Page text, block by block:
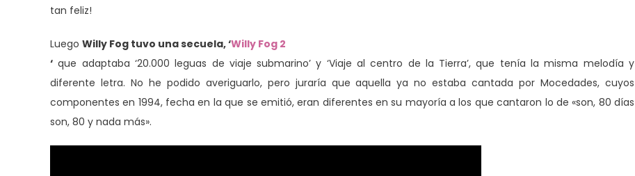
tan feliz!
Luego Willy Fog tuvo una secuela, ‘Willy Fog 2
‘ que adaptaba ‘20.000 leguas de viaje submarino’ y ‘Viaje al centro de la Tierra’, que tenía la misma melodía y
diferente letra. No he podido averiguarlo, pero juraría que aquella ya no estaba cantada por Mocedades, cuyos
componentes en 1994, fecha en la que se emitió, eran diferentes en su mayoría a los que cantaron lo de «son, 80 días
son, 80 y nada más».